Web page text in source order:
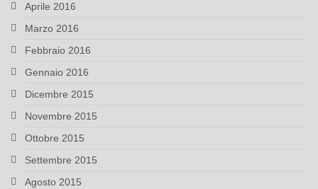
Aprile 2016
Marzo 2016
Febbraio 2016
Gennaio 2016
Dicembre 2015
Novembre 2015
Ottobre 2015
Settembre 2015
Agosto 2015